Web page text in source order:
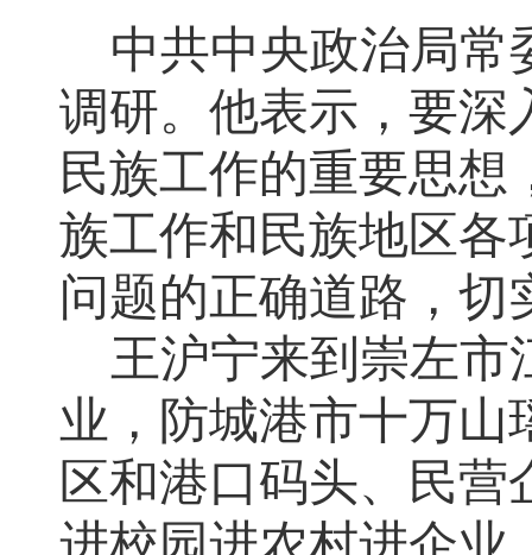
中共中央政治局常
调研。他表示，要深
民族工作的重要思
族工作和民族地区各
问题的正确道路，切
王沪宁来到崇左市
业，防城港市十万山
区和港口码头、民